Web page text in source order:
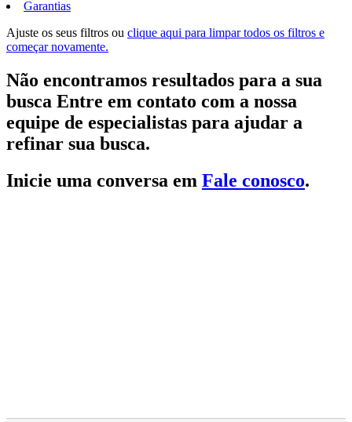
Garantias
Ajuste os seus filtros ou clique aqui para limpar todos os filtros e
começar novamente.
Não encontramos resultados para a sua
busca Entre em contato com a nossa
equipe de especialistas para ajudar a
refinar sua busca.
Inicie uma conversa em Fale conosco.